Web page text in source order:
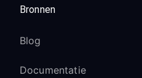
Bronnen
Blog
Documentatie